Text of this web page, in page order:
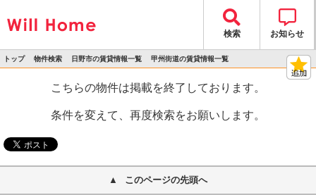
検索 お知らせ
トップ 物件検索 日野市の賃貸情報一覧 甲州街道の賃貸情報一覧
こちらの物件は掲載を終了しております。
条件を変えて、再度検索をお願いします。
このページの先頭へ